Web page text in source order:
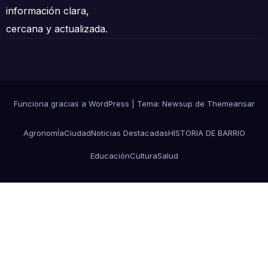
información clara,
cercana y actualizada.
Funciona gracias a WordPress Tema: Newsup de Themeansar
AgronomÍaCiudadNoticias DestacadasHISTORIA DE BARRIO
EducaciónCulturaSalud